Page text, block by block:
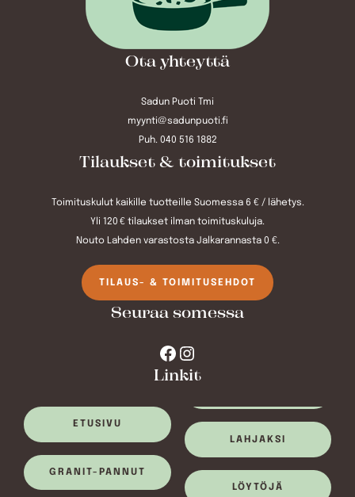
Ota yhteyttä
Sadun Puoti Tmi
myynti@sadunpuoti.fi
Puh. 040 516 1882
Tilaukset & toimitukset
Toimituskulut kaikille tuotteille Suomessa 6 € / lähetys.
Yli 120 € tilaukset ilman toimituskuluja.
Nouto Lahden varastosta Jalkarannasta 0 €.
TILAUS- & TOIMITUSEHDOT
Seuraa somessa
Facebook Instagram
Linkit
ETUSIVU
GRANIT-PANNUT
LAHJAKSI
LÖYTÖJÄ